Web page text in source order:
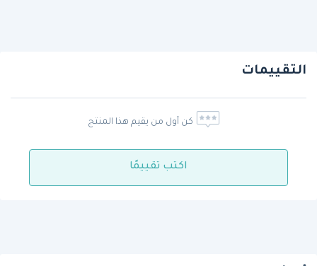
التقييمات
كن أول من يقيم هذا المنتج
اكتب تقييمًا